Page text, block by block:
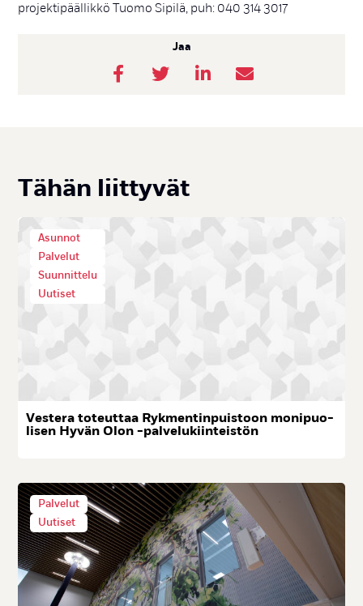
projektipäällikkö Tuomo Sipilä, puh: 040 314 3017
Jaa
Tä­hän liit­ty­vät
Asunnot
Palvelut
Suunnittelu
Uutiset
Ves­te­ra to­teut­taa Ryk­men­tin­puis­toon mo­ni­puo­
li­sen Hy­vän Olon -pal­ve­lu­kiin­teis­tön
Palvelut
Uutiset